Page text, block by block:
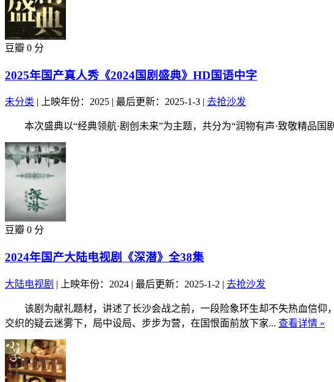
豆瓣 0 分
2025年国产真人秀《2024国剧盛典》HD国语中字
未分类 | 上映年份：2025 | 最后更新：2025-1-3 | 去抢沙发
本次盛典以“经典领航·剧创未来”为主题，共分为“润物有声·致敬精品国
豆瓣 0 分
2024年国产大陆电视剧《深潜》全38集
大陆电视剧 | 上映年份：2024 | 最后更新：2025-1-2 | 去抢沙发
该剧为献礼题材，讲述了长沙会战之前，一段险象环生却不失热血信仰
交织的疑云迷雾下，局中设局、步步为营，在国恨面前放下家... 查看详情 »